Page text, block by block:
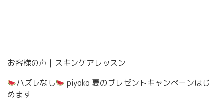
お客様の声｜スキンケアレッスン
ハズレなし
piyoko 夏のプレゼントキャンペーンはじ
めます